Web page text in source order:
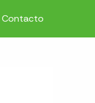
Contacto